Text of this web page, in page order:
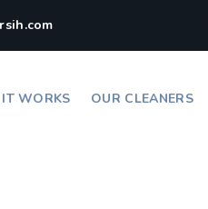
WORKS OUR CLEANERS